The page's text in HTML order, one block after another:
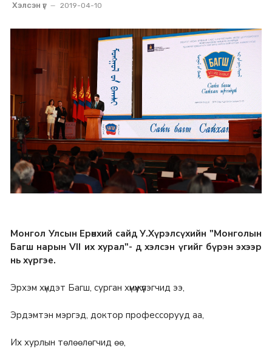
Хэлсэн үг 2019-04-10
Монгол Улсын Ерөнхий сайд У.Хүрэлсүхийн "Монголын
Багш нарын VII их хурал"- д хэлсэн үгийг бүрэн эхээр
нь хүргэе.
Эрхэм хүндэт Багш, сурган хүмүүжүүлэгчид ээ,
Эрдэмтэн мэргэд, доктор профессорууд аа,
Их хурлын төлөөлөгчид өө,